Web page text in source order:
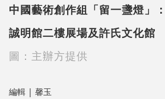
中國藝術創作組「留一盞燈」：
誠明館二樓展場及許氏文化館
圖：主辦方提供
編輯 | 馨玉